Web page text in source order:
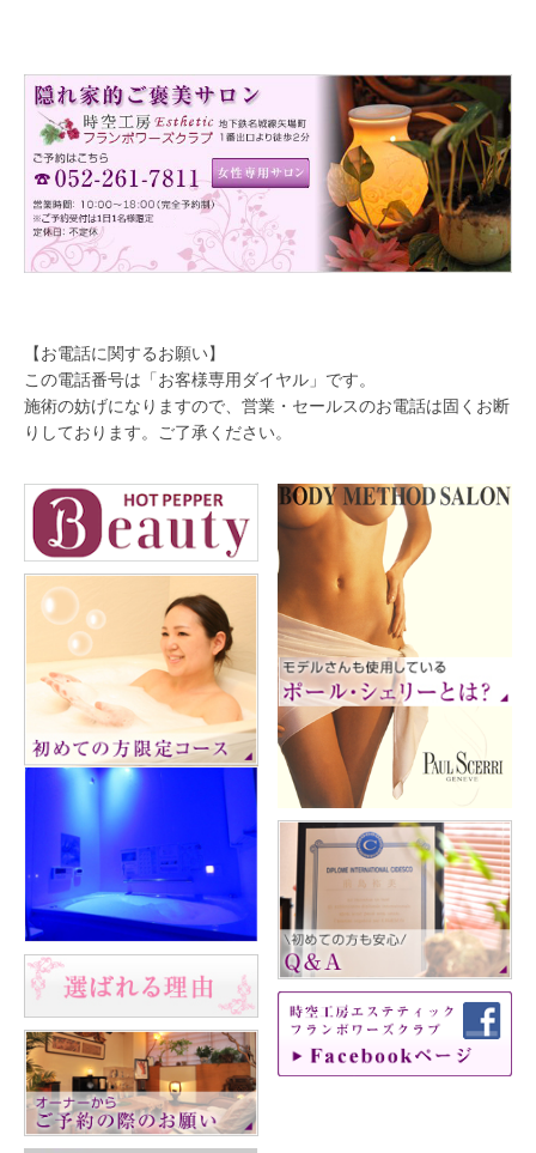
【お電話に関するお願い】
この電話番号は「お客様専用ダイヤル」です。
施術の妨げになりますので、営業・セールスのお電話は固くお断
りしております。ご了承ください。